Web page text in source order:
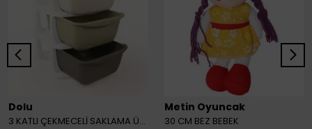
Dolu
3 KATLI ÇEKMECELİ SAKLAMA ÜNİTESİ
Metin Oyuncak
30 CM BEZ BEBEK